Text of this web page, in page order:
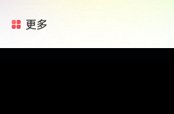
更多